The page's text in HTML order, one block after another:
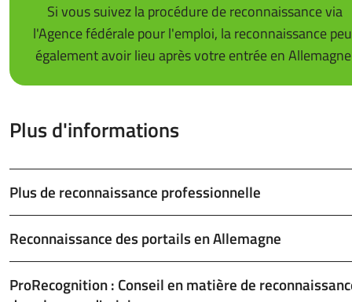
Si vous suivez la procédure de reconnaissance via
l'Agence fédérale pour l'emploi, la reconnaissance
également avoir lieu après votre entrée en
Plus d'informations
Plus de reconnaissance professionnelle
Reconnaissance des portails en Allemagne
ProRecognition : Conseil en matière de